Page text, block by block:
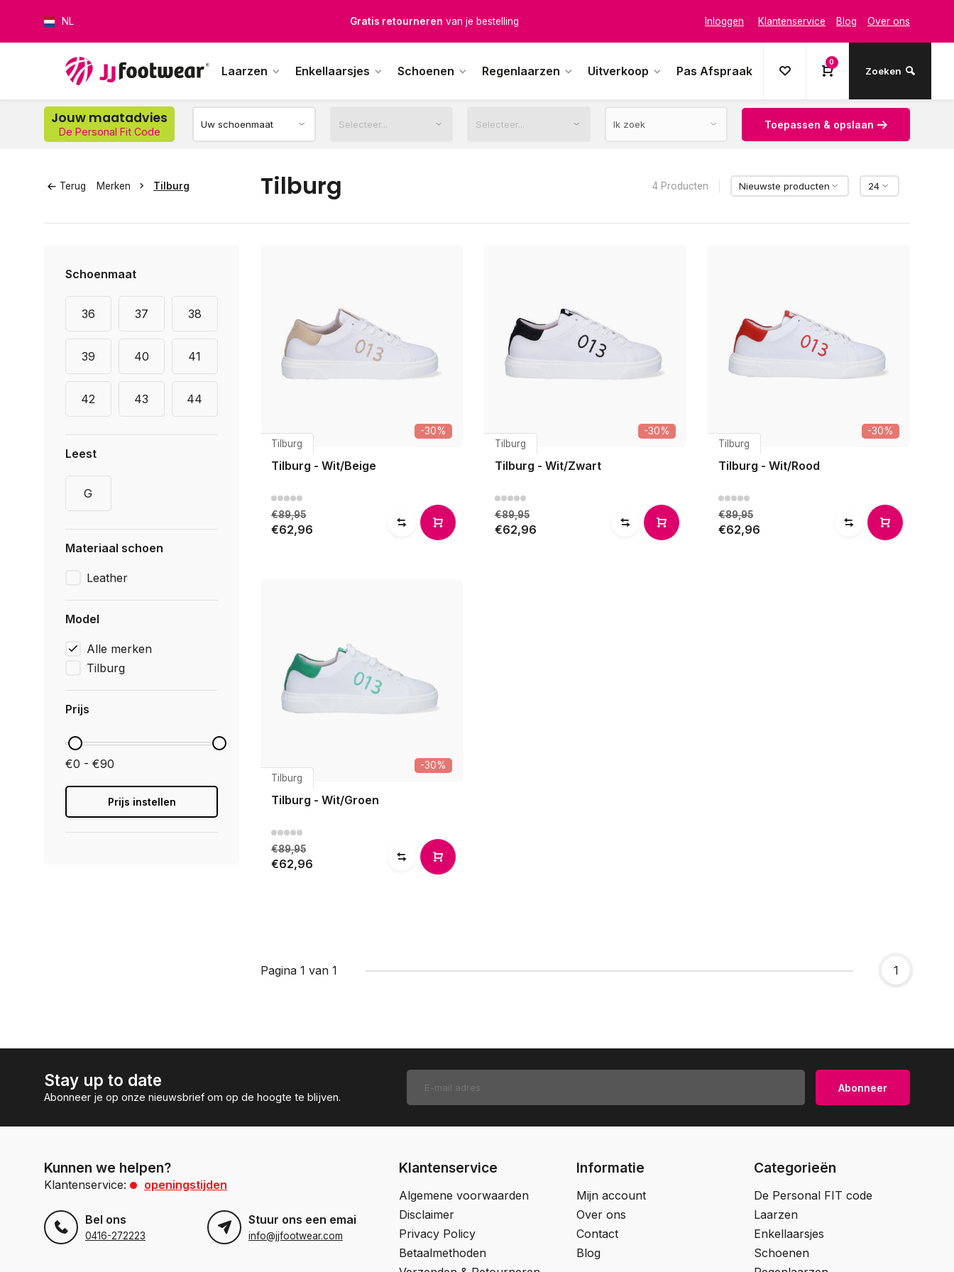
NL Gratis retourneren van je bestelling Inloggen Klantenservice Blog Over ons
Laarzen Enkellaarsjes Schoenen Regenlaarzen Uitverkoop Pas Afspraak
0
Zoeken
Jouw maatadvies
De Personal Fit Code
Toepassen & opslaan
Terug Merken Tilburg Tilburg 4 Producten
Schoenmaat
36 37 38
39 40 41
42 43 44
Leest
G
Materiaal schoen
Leather
Model
Alle merken
Tilburg
Prijs
€0 - €90
Prijs instellen
-30%
Tilburg
Tilburg - Wit/Beige
€89,95
€62,96
-30%
Tilburg
Tilburg - Wit/Zwart
€89,95
€62,96
-30%
Tilburg
Tilburg - Wit/Rood
€89,95
€62,96
-30%
Tilburg
Tilburg - Wit/Groen
€89,95
€62,96
Pagina 1 van 1 1
Stay up to date
Abonneer je op onze nieuwsbrief om op de hoogte te blijven.
Abonneer
Kunnen we helpen?
Klantenservice: openingstijden
Bel ons
0416-272223
Stuur ons een email
info@jjfootwear.com
Klantenservice
Algemene voorwaarden
Disclaimer
Privacy Policy
Betaalmethoden
Informatie
Mijn account
Over ons
Contact
Blog
Categorieën
De Personal FIT code
Laarzen
Enkellaarsjes
Schoenen